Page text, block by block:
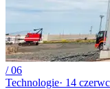
/06
Technologie· 14